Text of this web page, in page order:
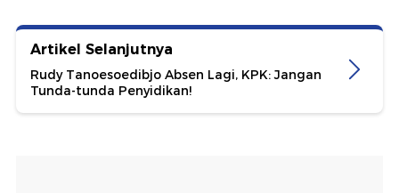
Artikel Selanjutnya
Rudy Tanoesoedibjo Absen Lagi, KPK: Jangan
Tunda-tunda Penyidikan!